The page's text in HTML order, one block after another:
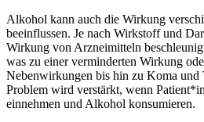
Alkohol kann auch die Wirkung
beeinflussen. Je nach Wirkstoff und
Wirkung von Arzneimitteln
was zu einer verminderten Wirkung
Nebenwirkungen bis hin zu Koma und
Problem wird verstärkt, wenn
einnehmen und Alkohol konsumieren.